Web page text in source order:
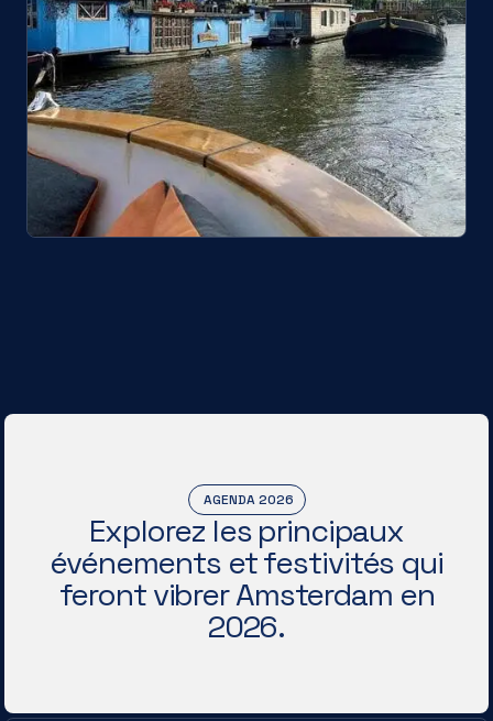
AGENDA 2026
Explorez les principaux
événements et festivités qui
feront vibrer Amsterdam en
2026.